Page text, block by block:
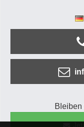
Bleiben